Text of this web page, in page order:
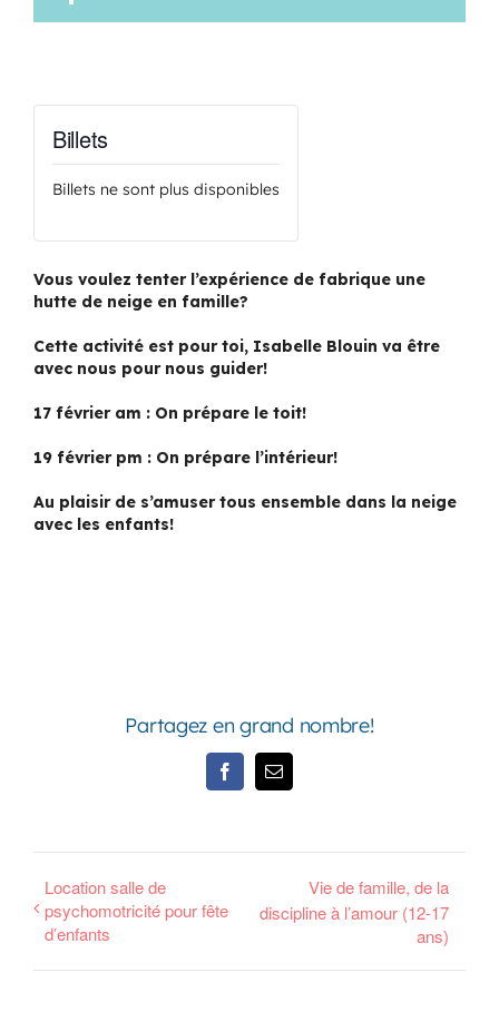
Billets
Billets ne sont plus disponibles
Vous voulez tenter l’expérience de fabrique une
hutte de neige en famille?
Cette activité est pour toi, Isabelle Blouin va être
avec nous pour nous guider!
17 février am : On prépare le toit!
19 février pm : On prépare l’intérieur!
Au plaisir de s’amuser tous ensemble dans la neige
avec les enfants!
Partagez en grand nombre!
FacebookEmail
Location salle de
psychomotricité pour fête
d’enfants
Vie de famille, de la
discipline à l’amour (12-17
ans)